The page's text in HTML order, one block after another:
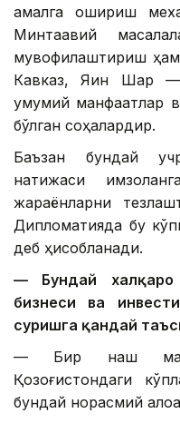
амалга ошириш
Минтақавий
мувофиқлаштириш
Кавказ, Яқин Шарқ
умумий манфаатлар
бўлган соҳалардир.
Баъзан бундай
натижаси
жараёнларни
Дипломатияда бу
деб ҳисобланади.
— Бундай халқаро
бизнеси ва
суришга қандай
— Бир нақш
Қозоғистондаги
бундай норасмий